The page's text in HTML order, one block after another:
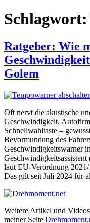
Schlagwort:
Ratgeber: Wie
Golem
Oft nervt die akustische
Geschwindigkeit.
Schnellwahltaste –
Bevormundung des
Geschwindigkeitswarner
laut EU-Verordnung
Das gilt seit Juli 2024 für
Weitere Artikel und
meiner Seite